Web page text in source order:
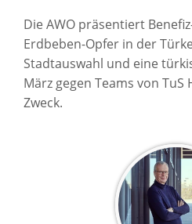
Die AWO präsentiert
Erdbeben-Opfer in der
Stadtauswahl und eine
März gegen Teams von
Zweck.